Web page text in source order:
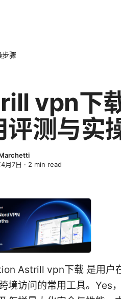
骤
vpn下
评测与实
月7日 · 2 min read
Astrill vpn下载 是用户
境访问的常用工具。Yes